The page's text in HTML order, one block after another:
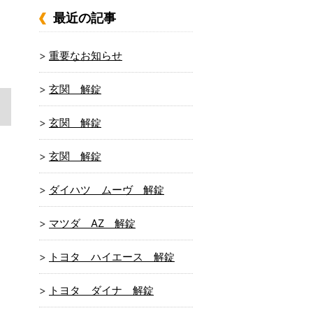
最近の記事
重要なお知らせ
玄関 解錠
玄関 解錠
玄関 解錠
ダイハツ ムーヴ 解錠
マツダ AZ 解錠
トヨタ ハイエース 解錠
トヨタ ダイナ 解錠